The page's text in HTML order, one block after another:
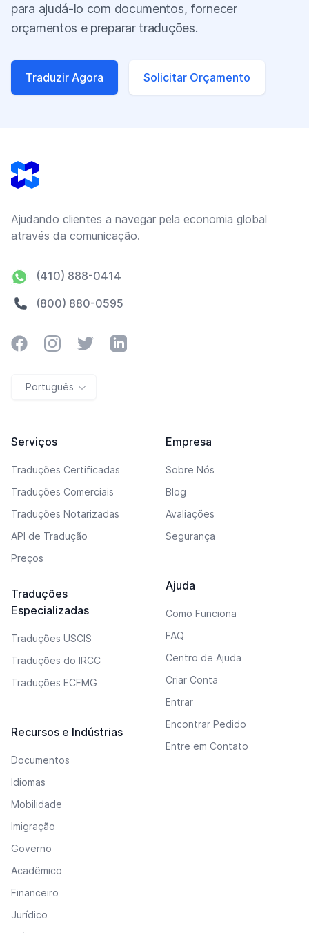
para ajudá-lo com documentos, fornecer
orçamentos e preparar traduções.
Traduzir Agora Solicitar Orçamento
Ajudando clientes a navegar pela economia global
através da comunicação.
(410) 888-0414
(800) 880-0595
FacebookInstagramTwitterLinkedIn
Português
Serviços
Traduções Certificadas
Traduções Comerciais
Traduções Notarizadas
API de Tradução
Preços
Traduções
Especializadas
Traduções USCIS
Traduções do IRCC
Traduções ECFMG
Recursos e Indústrias
Documentos
Idiomas
Mobilidade
Imigração
Governo
Acadêmico
Financeiro
Jurídico
Empresa
Sobre Nós
Blog
Avaliações
Segurança
Ajuda
Como Funciona
FAQ
Centro de Ajuda
Criar Conta
Entrar
Encontrar Pedido
Entre em Contato